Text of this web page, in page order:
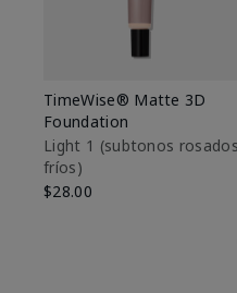
TimeWise® Matte 3D
Foundation
Light 1​ (subtonos rosados
fríos)
$28.00